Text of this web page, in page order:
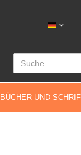
BÜCHER UND